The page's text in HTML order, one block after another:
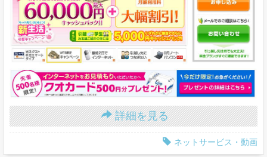
詳細を見る
ネットサービス・動画